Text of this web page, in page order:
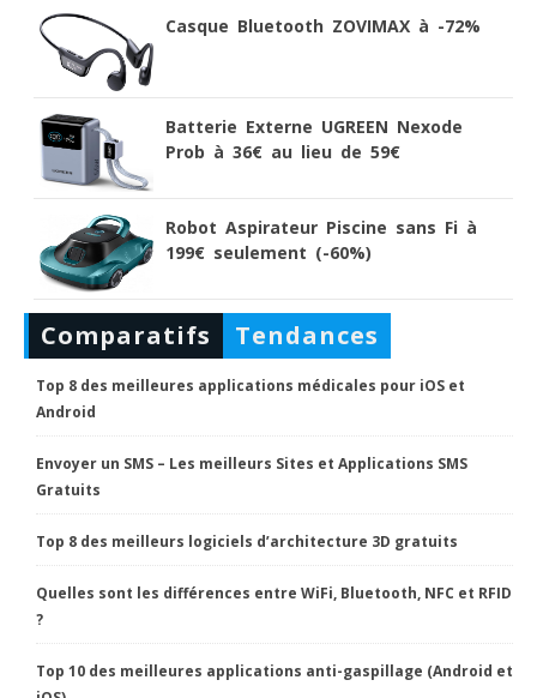
Casque Bluetooth ZOVIMAX à -72%
Batterie Externe UGREEN Nexode
Prob à 36€ au lieu de 59€
Robot Aspirateur Piscine sans Fi à
199€ seulement (-60%)
Comparatifs Tendances
Top 8 des meilleures applications médicales pour iOS et
Android
Envoyer un SMS – Les meilleurs Sites et Applications SMS
Gratuits
Top 8 des meilleurs logiciels d’architecture 3D gratuits
Quelles sont les différences entre WiFi, Bluetooth, NFC et RFID
?
Top 10 des meilleures applications anti-gaspillage (Android et